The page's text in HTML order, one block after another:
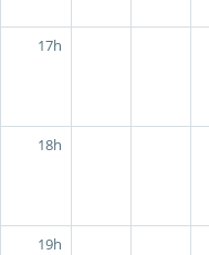
17h
18h
19h